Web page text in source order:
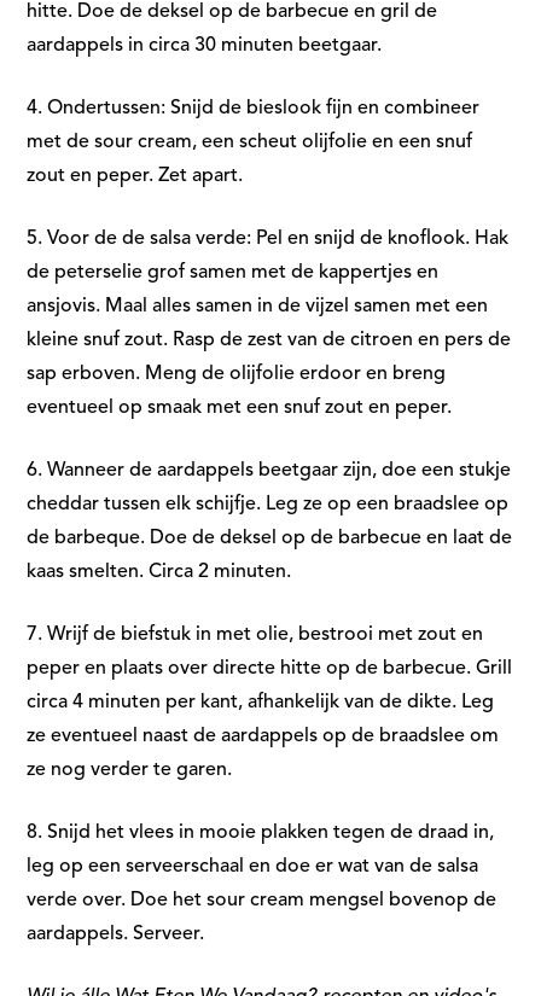
hitte. Doe de deksel op de barbecue en gril de
aardappels in circa 30 minuten beetgaar.
4. Ondertussen: Snijd de bieslook fijn en combineer
met de sour cream, een scheut olijfolie en een snuf
zout en peper. Zet apart.
5. Voor de de salsa verde: Pel en snijd de knoflook. Hak
de peterselie grof samen met de kappertjes en
ansjovis. Maal alles samen in de vijzel samen met een
kleine snuf zout. Rasp de zest van de citroen en pers de
sap erboven. Meng de olijfolie erdoor en breng
eventueel op smaak met een snuf zout en peper.
6. Wanneer de aardappels beetgaar zijn, doe een stukje
cheddar tussen elk schijfje. Leg ze op een braadslee op
de barbeque. Doe de deksel op de barbecue en laat de
kaas smelten. Circa 2 minuten.
7. Wrijf de biefstuk in met olie, bestrooi met zout en
peper en plaats over directe hitte op de barbecue. Grill
circa 4 minuten per kant, afhankelijk van de dikte. Leg
ze eventueel naast de aardappels op de braadslee om
ze nog verder te garen.
8. Snijd het vlees in mooie plakken tegen de draad in,
leg op een serveerschaal en doe er wat van de salsa
verde over. Doe het sour cream mengsel bovenop de
aardappels. Serveer.